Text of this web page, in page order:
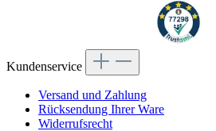
Kundenservice
Versand und Zahlung
Rücksendung Ihrer Ware
Widerrufsrecht